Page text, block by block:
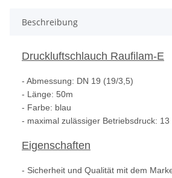
Beschreibung
Druckluftschlauch Raufilam-E
- Abmessung: DN 19 (19/3,5)
- Länge: 50m
- Farbe: blau
- maximal zulässiger Betriebsdruck: 13
Eigenschaften
- Sicherheit und Qualität mit dem